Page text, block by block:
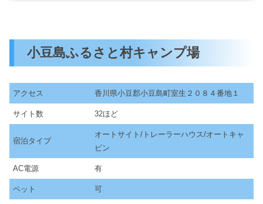
小豆島ふるさと村キャンプ場
アクセス 香川県小豆郡小豆島町室生２０８４番地１
サイト数 32ほど
宿泊タイプ
オートサイト/トレーラーハウス/オートキャ
ビン
AC電源 有
ペット 可